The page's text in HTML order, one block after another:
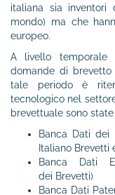
italiana sia inventori
mondo) ma che
europeo.
A livello temporale
domande di
tale periodo è
tecnologico nel
brevettuale sono
Banca Dati dei
Italiano Brevetti
Banca Dati
dei Brevetti)
Banca Dati